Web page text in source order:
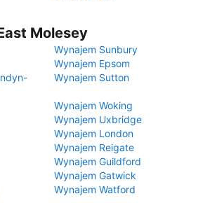
Molesey
Wynajem Sunbury
Wynajem Epsom
Wynajem Sutton
Wynajem Woking
Wynajem Uxbridge
Wynajem London
Wynajem Reigate
Wynajem Guildford
Wynajem Gatwick
Wynajem Watford